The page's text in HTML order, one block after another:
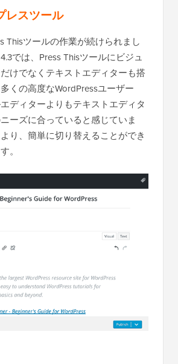
レスツール
Thisツールの作業が続けられまし
では、Press Thisツールにビジュ
けでなくテキストエディターも搭
くの高度なWordPressユーザー
ディターよりもテキストエディタ
ーズに合っていると感じていま
り、簡単に切り替えることができ
。